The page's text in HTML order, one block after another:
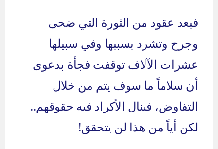
فبعد عقود من الثورة التي ضحى
وجرح وتشرد بسببها وفي سبيلها
عشرات الآلاف توقفت فجأة بدعوى
أن سلاماً ما سوف يتم من خلال
التفاوض، فينال الأكراد فيه حقوقهم..
لكن أياً من هذا لن يتحقق!